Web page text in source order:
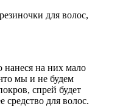
для волос,
нанеся на них мало
мы и не будем
спрей будет
для волос.